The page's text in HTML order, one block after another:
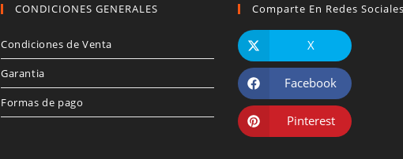
CONDICIONES GENERALES
Condiciones de Venta
Garantia
Formas de pago
Comparte En Redes
X
Facebook
Pinterest